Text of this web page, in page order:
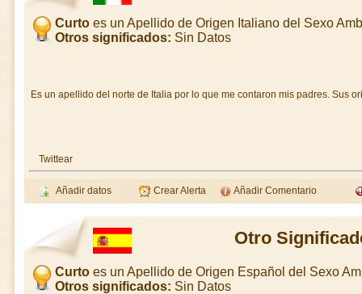
Curto es un Apellido de Origen Italiano del Sexo
Otros significados: Sin Datos
Es un apellido del norte de Italia por lo que me contaron mis padres. Sus
Twittear
Añadir datos Crear Alerta Añadir Comentario
Otro
Curto es un Apellido de Origen Español del Sexo
Otros significados: Sin Datos